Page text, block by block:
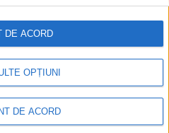
moment, revenind la acest site
din partea de jos a
OPȚIUNI
DE ACORD
DE ACORD